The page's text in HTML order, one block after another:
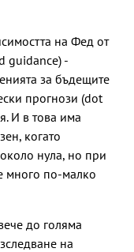
на Фед от
guidance) -
за бъдещите
прогнози (dot
И в това има
когато
нула, но при
много по-малко
до голяма
на